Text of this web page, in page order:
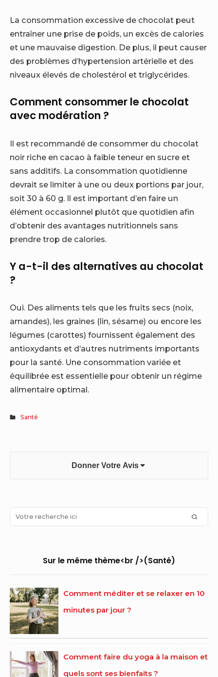
La consommation excessive de chocolat peut
entraîner une prise de poids, un excès de calories
et une mauvaise digestion. De plus, il peut causer
des problèmes d’hypertension artérielle et des
niveaux élevés de cholestérol et triglycérides.
Comment consommer le chocolat
avec modération ?
Il est recommandé de consommer du chocolat
noir riche en cacao à faible teneur en sucre et
sans additifs. La consommation quotidienne
devrait se limiter à une ou deux portions par jour,
soit 30 à 60 g. Il est important d’en faire un
élément occasionnel plutôt que quotidien afin
d’obtenir des avantages nutritionnels sans
prendre trop de calories.
Y a-t-il des alternatives au chocolat
?
Oui. Des aliments tels que les fruits secs (noix,
amandes), les graines (lin, sésame) ou encore les
légumes (carottes) fournissent également des
antioxydants et d’autres nutriments importants
pour la santé. Une consommation variée et
équilibrée est essentielle pour obtenir un régime
alimentaire optimal.
Santé
Donner Votre Avis
Sidebar
Widget
Search
for:
Sur le même thème<br />(Santé)
Comment méditer et se relaxer en 10
minutes par jour ?
Comment faire du yoga à la maison et
quels sont ses bienfaits ?